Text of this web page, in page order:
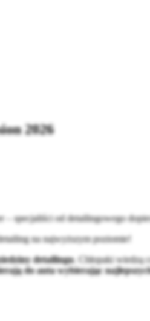
2026
– specjaliści od detailingowego
na najwyższym poziomie!
detailingu. Chłopaki wiedzą
do auta wybierając